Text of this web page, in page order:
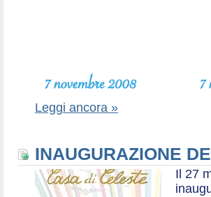
Leggi ancora »
INAUGURAZIONE
Il 27